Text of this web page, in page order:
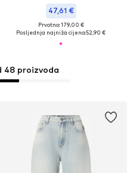
48 proizvoda
47,61 €
Prvotno: 179,00 €
Posljednja najniža cijena:52,90 €